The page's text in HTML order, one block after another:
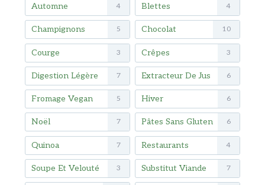
Automne 4 Blettes 4
Champignons 5 Chocolat 10
Courge 3 Crêpes 3
Digestion Légère 7 Extracteur De Jus 6
Fromage Vegan 5 Hiver 6
Noël 7 Pâtes Sans Gluten 6
Quinoa 7 Restaurants 4
Soupe Et Velouté 3 Substitut Viande 7